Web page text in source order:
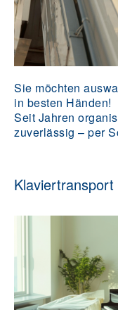
Sie möchten
in besten Händen!
Seit Jahren
zuverlässig – per